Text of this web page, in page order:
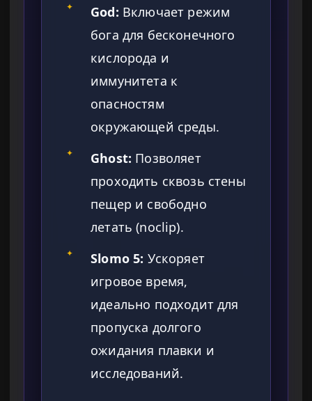
✦ God: Включает режим
бога для бесконечного
кислорода и
иммунитета к
опасностям
окружающей среды.
✦ Ghost: Позволяет
проходить сквозь стены
пещер и свободно
летать (noclip).
✦ Slomo 5: Ускоряет
игровое время,
идеально подходит для
пропуска долгого
ожидания плавки и
исследований.